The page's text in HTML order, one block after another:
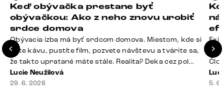
Keď obývačka prestane byť
obývačkou: Ako z neho znovu urobiť
srdce domova
Obývacia izba má byť srdcom domova. Miestom, kde si
dáte kávu, pustíte film, pozvete návštevu a tvárite sa,
že takto upratané máte stále. Realita? Deka cez pol
sedačky, ovládač záhadne zmizol, konferenčný stolík
slúži ako odkladisko všetkého od účteniek po balzam
Lucie Neužilová
29. 6. 2026
si
5.